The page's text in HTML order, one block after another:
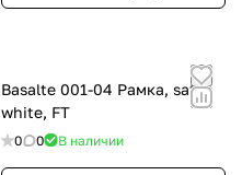
Basalte 001-04 Рамка, satin
white, FT
0 0 В наличии